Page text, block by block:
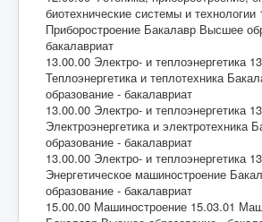
биотехнические системы и технологии
Приборостроение Бакалавр Высшее
бакалавриат
13.00.00 Электро- и теплоэнергетика
Теплоэнергетика и теплотехника
образование - бакалавриат
13.00.00 Электро- и теплоэнергетика
Электроэнергетика и электротехника
образование - бакалавриат
13.00.00 Электро- и теплоэнергетика
Энергетическое машиностроение
образование - бакалавриат
15.00.00 Машиностроение 15.03.01